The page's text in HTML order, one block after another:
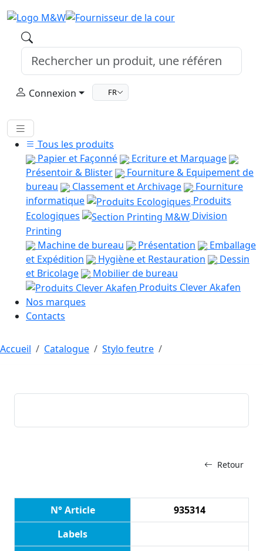
Connexion FR
Tous les produits
Papier et Façonné
Ecriture et Marquage
Présentoir & Blister
Fourniture & Equipement de
bureau
Classement et Archivage
Fourniture
informatique
Produits
Ecologiques
Division
Printing
Machine de bureau
Présentation
Emballage
et Expédition
Hygiène et Restauration
Dessin
et Bricolage
Mobilier de bureau
Produits Clever Akafen
Nos marques
Contacts
Accueil Catalogue Stylo feutre
Retour
N° Article
935314
Labels